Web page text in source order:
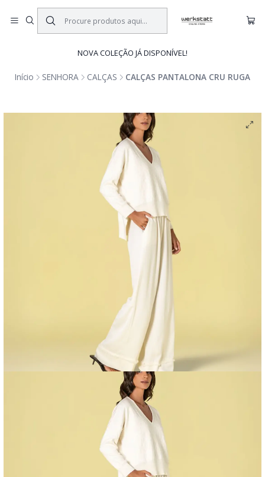
NOVA COLEÇÃO JÁ DISPONÍVEL!
Início SENHORA CALÇAS CALÇAS PANTALONA CRU RUGA